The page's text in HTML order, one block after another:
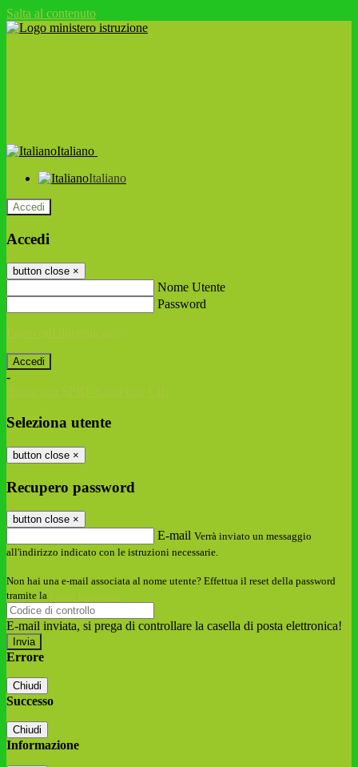
Salta al contenuto
Italiano
Italiano
Accedi
Accedi
button close ×
Nome Utente
Password
-
Seleziona utente
button close ×
Recupero password
button close ×
E-mail Verrà inviato un messaggio
all'indirizzo indicato con le istruzioni necessarie.
Non hai una e-mail associata al nome utente? Effettua il reset della password
tramite la
E-mail inviata, si prega di controllare la casella di posta elettronica!
Errore
Chiudi
Successo
Chiudi
Informazione